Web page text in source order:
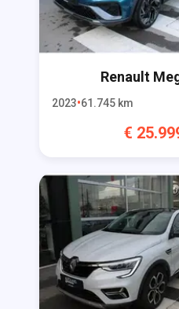
Renault
2023 61.745 km
€